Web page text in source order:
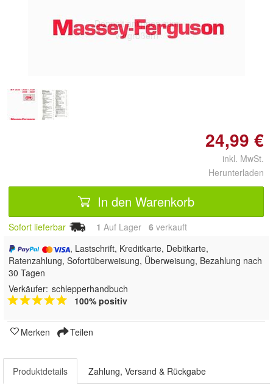
Doppelt antippen zum
vergrößern
24,99 €
inkl. MwSt.
Herunterladen
In den Warenkorb
Sofort lieferbar 1 Auf Lager 6 verkauft
, Lastschrift, Kreditkarte, Debitkarte,
Ratenzahlung, Sofortüberweisung, Überweisung, Bezahlung nach
30 Tagen
Verkäufer: schlepperhandbuch
100% positiv
Merken Teilen
Produktdetails Zahlung, Versand & Rückgabe